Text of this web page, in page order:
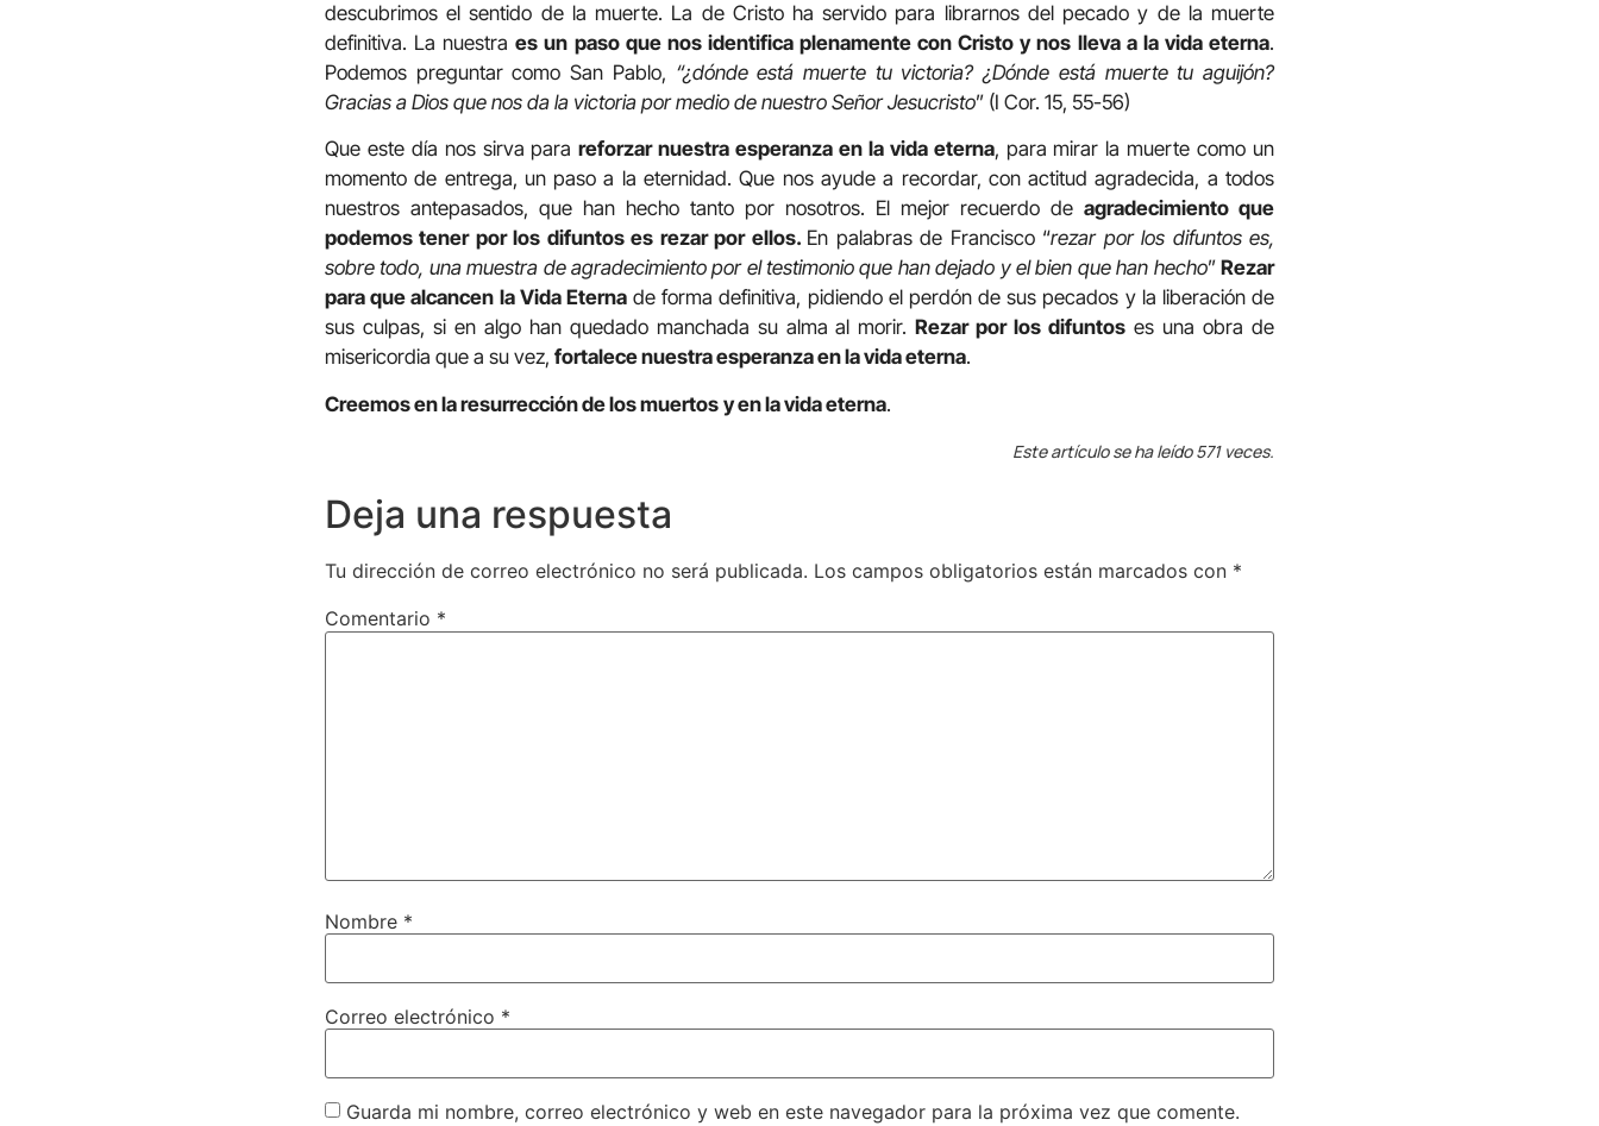
descubrimos el sentido de la muerte. La de Cristo ha servido para librarnos del pecado y de la muerte
definitiva. La nuestraes un paso que nos identifica plenamente con Cristo y nos lleva a la vida eterna.
Podemos preguntar como San Pablo, “¿dónde está muerte tu victoria? ¿Dónde está muerte tu aguijón?
Gracias a Dios que nos da la victoria por medio de nuestro Señor Jesucristo” (I Cor. 15, 55-56)
Que este día nos sirva parareforzar nuestra esperanza en la vida eterna, para mirar la muerte como un
momento de entrega, un paso a la eternidad. Que nos ayude a recordar, con actitud agradecida, a todos
nuestros antepasados, que han hecho tanto por nosotros. El mejor recuerdo de agradecimiento que
podemos tener por los difuntos es rezar por ellos. En palabras de Francisco “rezar por los difuntos es,
sobre todo, una muestra de agradecimiento por el testimonio que han dejado y el bien que han hecho”Rezar
para que alcancen la Vida Eternade forma definitiva, pidiendo el perdón de sus pecados y la liberación de
sus culpas, si en algo han quedado manchada su alma al morir.Rezar por los difuntos es una obra de
misericordia que a su vez, fortalece nuestra esperanza en la vida eterna.
Creemos en la resurrección de los muertos y en la vida eterna.
Este artículo se ha leído 571 veces.
Deja una respuesta
Tu dirección de correo electrónico no será publicada. Los campos obligatorios están marcados con *
Comentario *
Nombre *
Correo electrónico *
Guarda mi nombre, correo electrónico y web en este navegador para la próxima vez que comente.